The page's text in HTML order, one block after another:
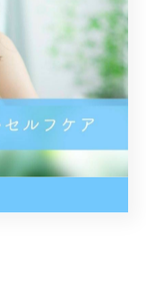
次のページ >